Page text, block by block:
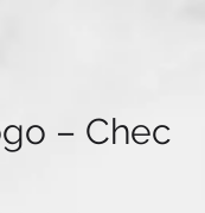
– Check